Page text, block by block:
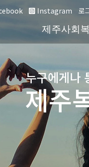
Instagram 로
제주사회
누구에게나
제주